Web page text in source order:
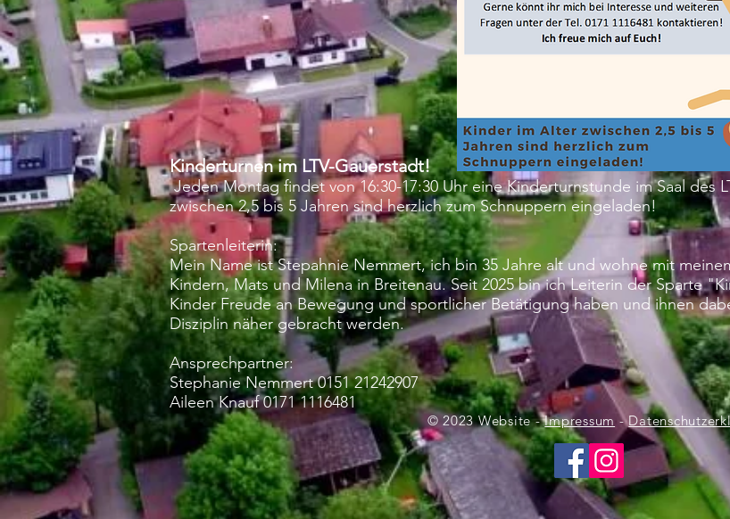
Kinderturnen im LTV-Gauerstadt!
Jeden Montag findet von 16:30-17:30 Uhr eine Kinderturnstunde im Saal des
zwischen 2,5 bis 5 Jahren sind herzlich zum Schnuppern eingeladen!
Spartenleiterin:
Mein Name ist Stepahnie Nemmert, ich bin 35 Jahre alt und wohne mit
Kindern, Mats und Milena in Breitenau. Seit 2025 bin ich Leiterin der Sparte
Kinder Freude an Bewegung und sportlicher Betätigung haben und ihnen
Disziplin näher gebracht werden.
Ansprechpartner:
Stephanie Nemmert 0151 21242907
Aileen Knauf 0171 1116481
© 2023 Website -Impressum -